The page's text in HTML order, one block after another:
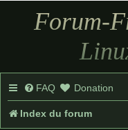
Forum-
FAQ Donation
Index du forum